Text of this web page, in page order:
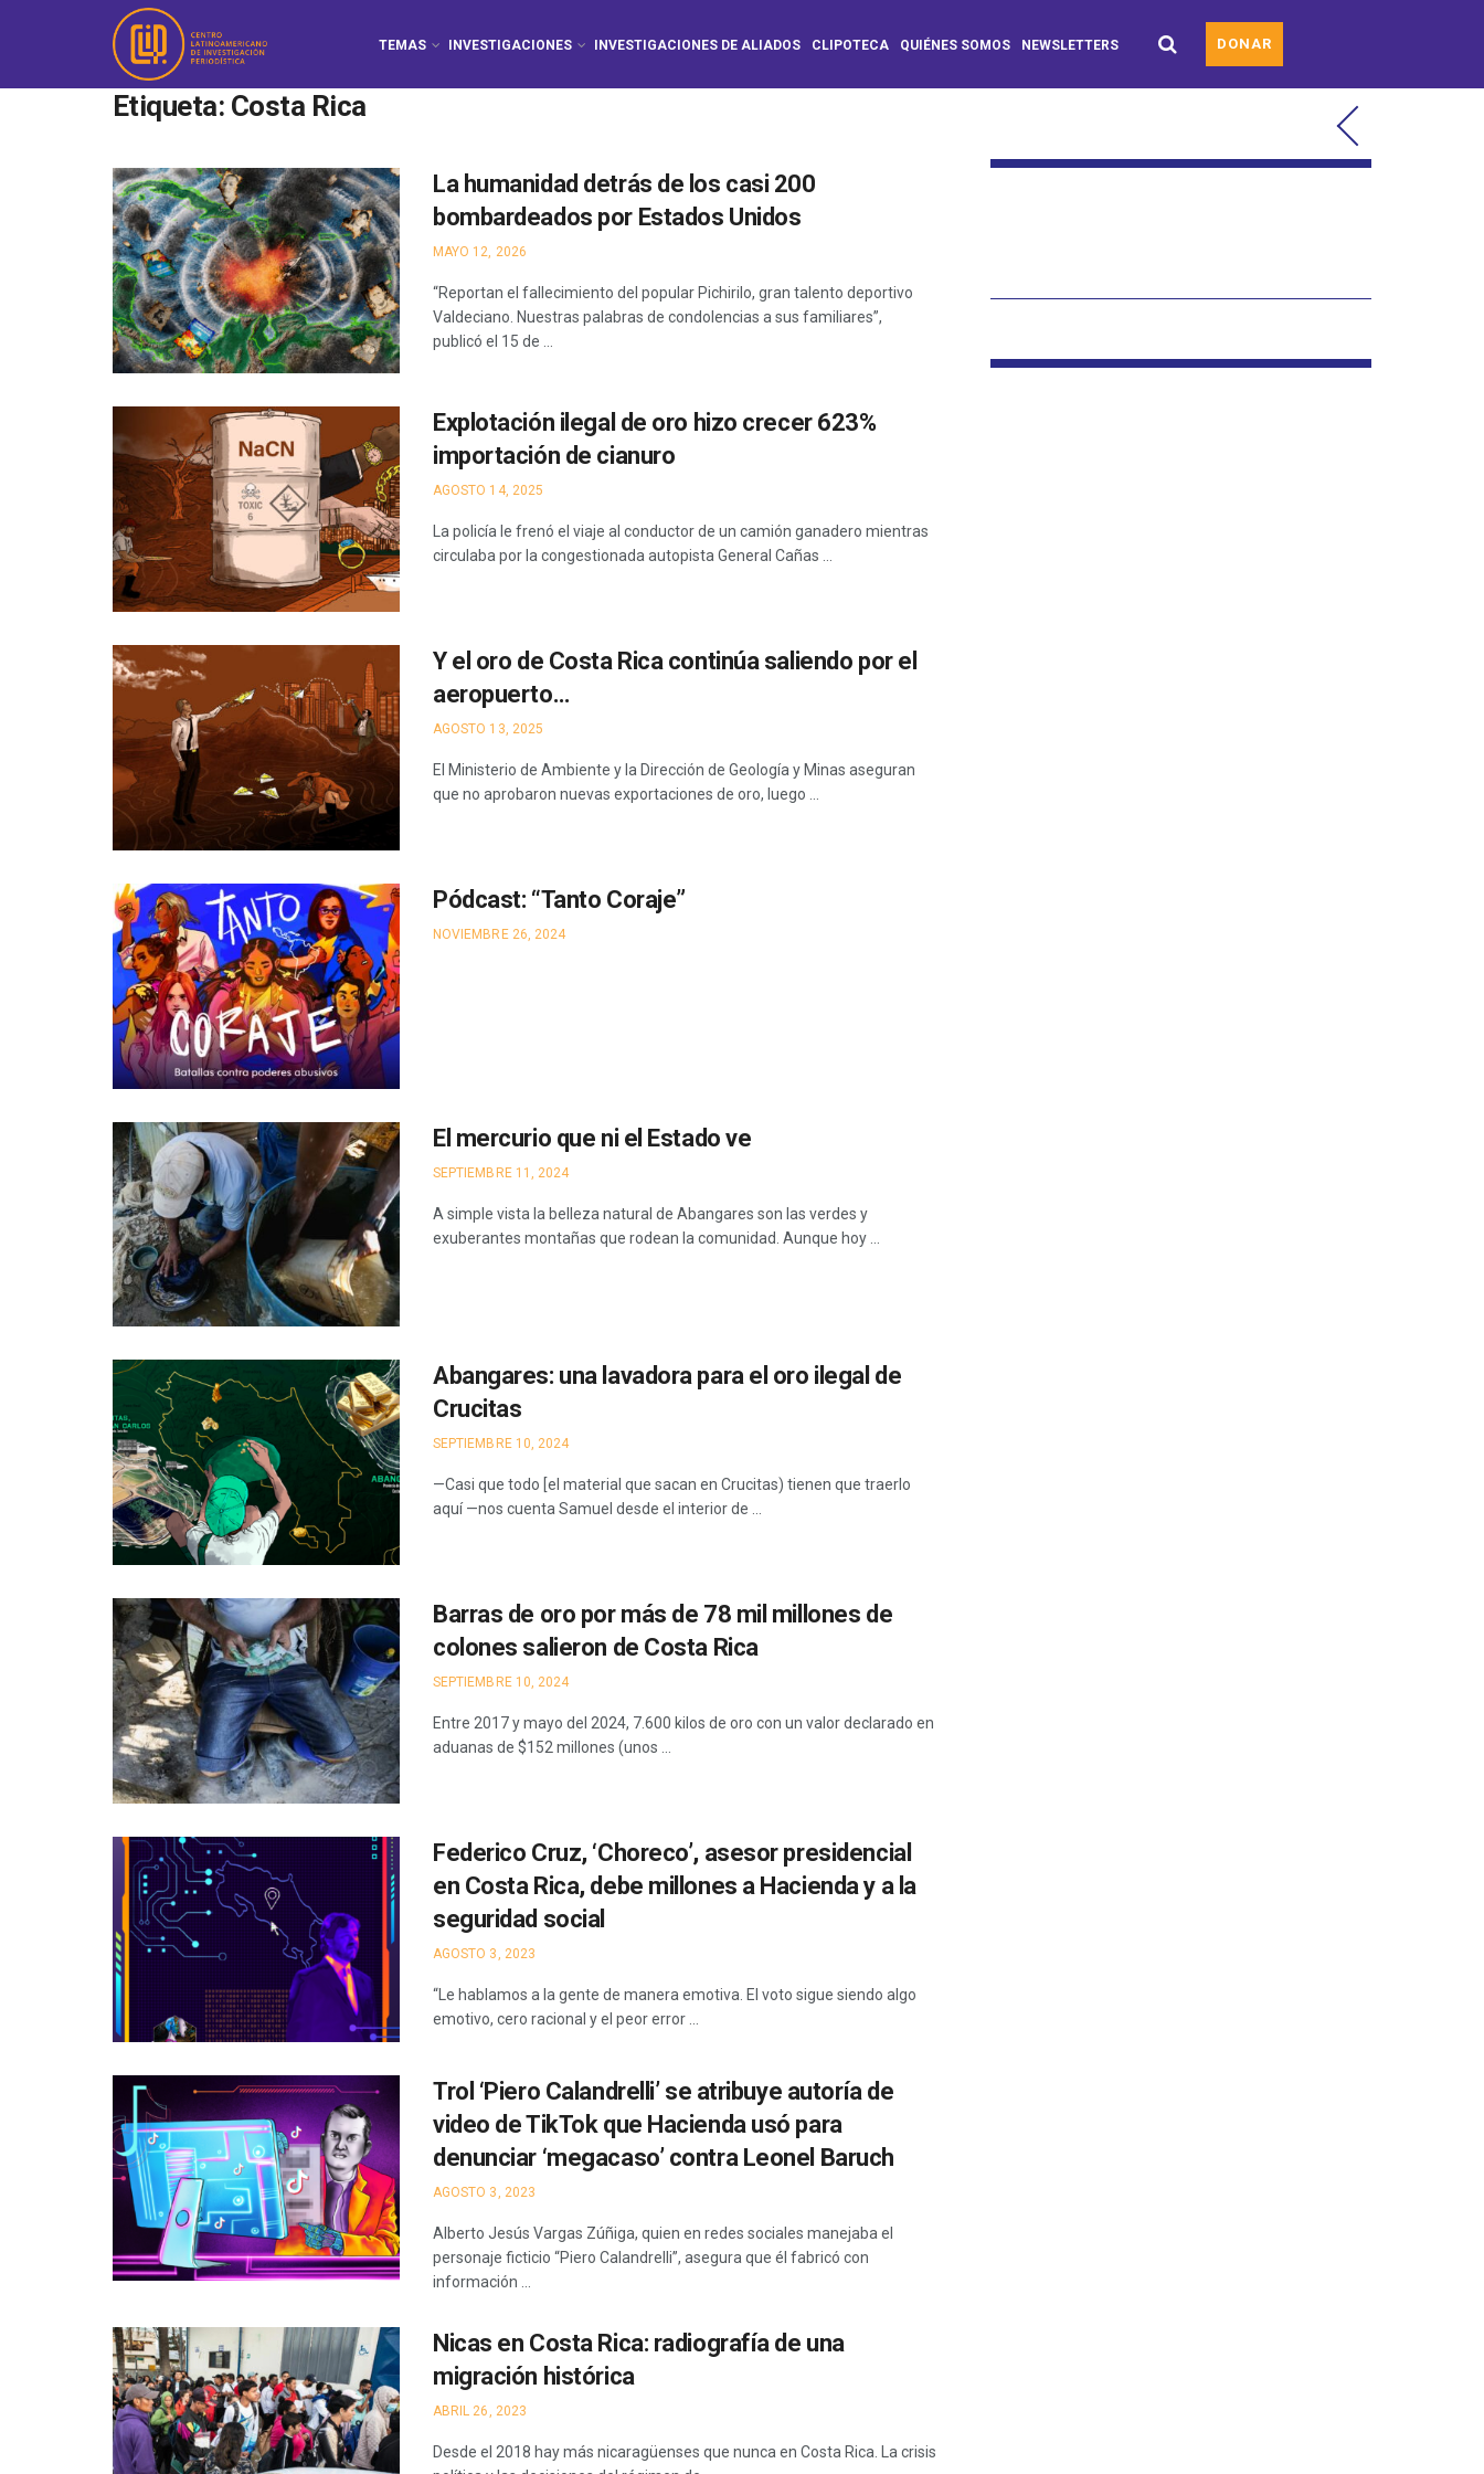
TEMAS INVESTIGACIONES INVESTIGACIONES DE ALIADOS CLIPOTECA QUIÉNES SOMOS NEWSLETTERS DONAR
Etiqueta: Costa Rica
La humanidad detrás de los casi 200
bombardeados por Estados Unidos
MAYO 12, 2026
“Reportan el fallecimiento del popular Pichirilo, gran talento deportivo
Valdeciano. Nuestras palabras de condolencias a sus familiares”,
publicó el 15 de ...
Explotación ilegal de oro hizo crecer 623%
importación de cianuro
AGOSTO 14, 2025
La policía le frenó el viaje al conductor de un camión ganadero mientras
circulaba por la congestionada autopista General Cañas ...
Y el oro de Costa Rica continúa saliendo por el
aeropuerto…
AGOSTO 13, 2025
El Ministerio de Ambiente y la Dirección de Geología y Minas aseguran
que no aprobaron nuevas exportaciones de oro, luego ...
Pódcast: “Tanto Coraje”
NOVIEMBRE 26, 2024
El mercurio que ni el Estado ve
SEPTIEMBRE 11, 2024
A simple vista la belleza natural de Abangares son las verdes y
exuberantes montañas que rodean la comunidad. Aunque hoy ...
Abangares: una lavadora para el oro ilegal de
Crucitas
SEPTIEMBRE 10, 2024
—Casi que todo [el material que sacan en Crucitas) tienen que traerlo
aquí —nos cuenta Samuel desde el interior de ...
Barras de oro por más de 78 mil millones de
colones salieron de Costa Rica
SEPTIEMBRE 10, 2024
Entre 2017 y mayo del 2024, 7.600 kilos de oro con un valor declarado en
aduanas de $152 millones (unos ...
Federico Cruz, ‘Choreco’, asesor presidencial
en Costa Rica, debe millones a Hacienda y a la
seguridad social
AGOSTO 3, 2023
“Le hablamos a la gente de manera emotiva. El voto sigue siendo algo
emotivo, cero racional y el peor error ...
Trol ‘Piero Calandrelli’ se atribuye autoría de
video de TikTok que Hacienda usó para
denunciar ‘megacaso’ contra Leonel Baruch
AGOSTO 3, 2023
Alberto Jesús Vargas Zúñiga, quien en redes sociales manejaba el
personaje ficticio “Piero Calandrelli”, asegura que él fabricó con
información ...
Nicas en Costa Rica: radiografía de una
migración histórica
ABRIL 26, 2023
Desde el 2018 hay más nicaragüenses que nunca en Costa Rica. La crisis